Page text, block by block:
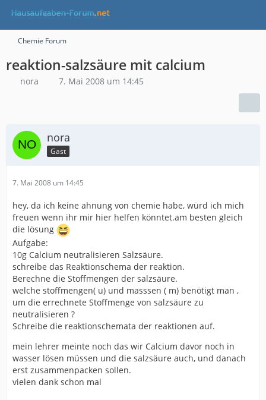
Chemie Forum
reaktion-salzsäure mit calcium
nora 7. Mai 2008 um 14:45
nora
Gast
7. Mai 2008 um 14:45
hey, da ich keine ahnung von chemie habe, würd ich mich
freuen wenn ihr mir hier helfen könntet.am besten gleich
die lösung
Aufgabe:
10g Calcium neutralisieren Salzsäure.
schreibe das Reaktionschema der reaktion.
Berechne die Stoffmengen der salzsäure.
welche stoffmengen( u) und masssen ( m) benötigt man ,
um die errechnete Stoffmenge von salzsäure zu
neutralisieren ?
Schreibe die reaktionschemata der reaktionen auf.
mein lehrer meinte noch das wir Calcium davor noch in
wasser lösen müssen und die salzsäure auch, und danach
erst zusammenpacken sollen.
vielen dank schon mal